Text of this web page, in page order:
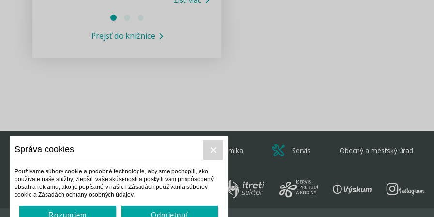
Informácie COVID19
Prejsť do knižnice
Ekonomika Servis Obecný a mestský úrad
Správa cookies
Používame súbory cookie a podobné technológie, aby sme pochopili, ako
používate naše služby, zlepšili vaše skúsenosti a poskytli vám prispôsobený
obsah a reklamu, ako je popísané v našich Zásadách používania súborov
cookie a Zásadách ochrany osobných údajov.
Rozumiem Odmietnuť